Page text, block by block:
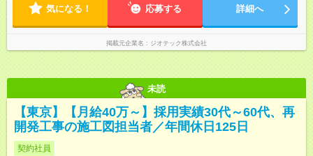
時間～1,800円 12時間～2,700円 ▽2等級以下 5時間～700円 8時
間～1,500円 12時間～2,400円 【試用期間】試用期間あり 試用
期間の長さ：6ヶ月 雇用形態、給与は本採用時と同じです。
気になる！ 応募する 詳細へ
掲載元企業名 ジオテック株式会社
未読
【東京】【月給40万～】採用実績30代～60代、再
開発工事の施工図担当者／年間休日125日
契約社員